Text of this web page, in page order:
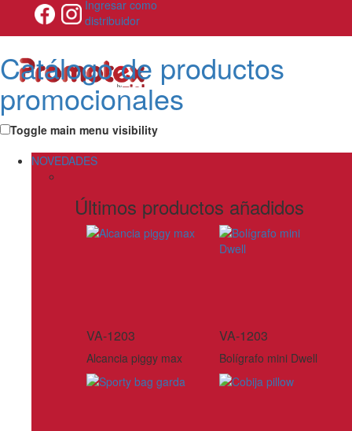
Ingresar como
distribuidor
Catálogo de productos
promocionales
Toggle main menu visibility
NOVEDADES
Últimos productos añadidos
VA-1203
Alcancia piggy max
VA-1203
Bolígrafo mini Dwell